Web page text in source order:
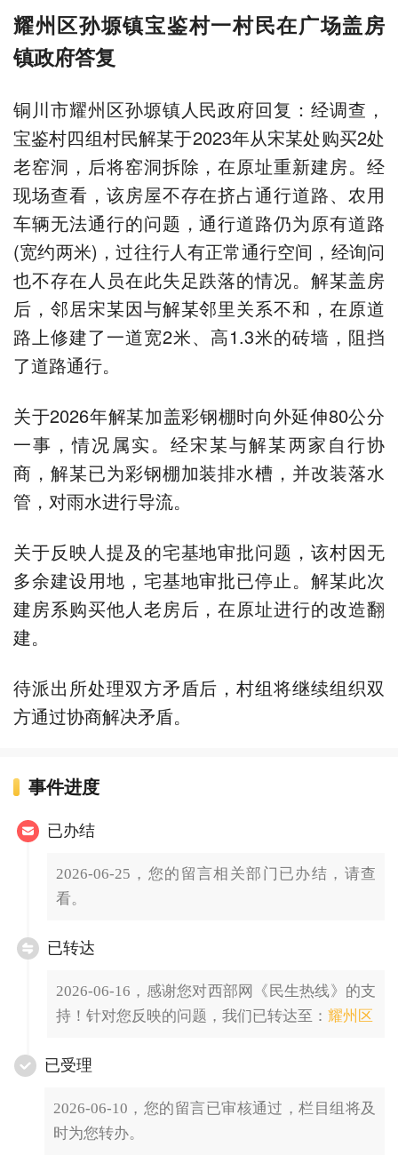
耀州区孙塬镇宝鉴村一村民在广场盖房
镇政府答复
铜川市耀州区孙塬镇人民政府回复：经调查，
宝鉴村四组村民解某于2023年从宋某处购买2处
老窑洞，后将窑洞拆除，在原址重新建房。经
现场查看，该房屋不存在挤占通行道路、农用
车辆无法通行的问题，通行道路仍为原有道路
(宽约两米)，过往行人有正常通行空间，经询问
也不存在人员在此失足跌落的情况。解某盖房
后，邻居宋某因与解某邻里关系不和，在原道
路上修建了一道宽2米、高1.3米的砖墙，阻挡
了道路通行。
关于2026年解某加盖彩钢棚时向外延伸80公分
一事，情况属实。经宋某与解某两家自行协
商，解某已为彩钢棚加装排水槽，并改装落水
管，对雨水进行导流。
关于反映人提及的宅基地审批问题，该村因无
多余建设用地，宅基地审批已停止。解某此次
建房系购买他人老房后，在原址进行的改造翻
建。
待派出所处理双方矛盾后，村组将继续组织双
方通过协商解决矛盾。
事件进度
已办结
2026-06-25，您的留言相关部门已办结，请查
看。
已转达
2026-06-16，感谢您对西部网《民生热线》的支
持！针对您反映的问题，我们已转达至： 耀州区
已受理
2026-06-10，您的留言已审核通过，栏目组将及
时为您转办。